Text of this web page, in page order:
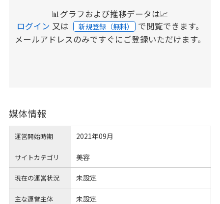
📊グラフおよび推移データは📈
ログイン 又は 新規登録（無料） で閲覧できます。
メールアドレスのみですぐにご登録いただけます。
媒体情報
運営開始時期 2021年09月
サイトカテゴリ 美容
現在の運営状況 未設定
主な運営主体 未設定